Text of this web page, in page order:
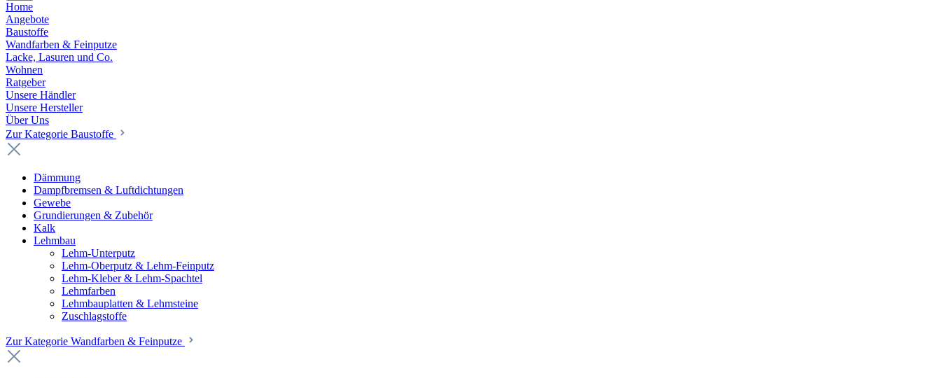
Home
Angebote
Baustoffe
Wandfarben & Feinputze
Lacke, Lasuren und Co.
Wohnen
Ratgeber
Unsere Händler
Unsere Hersteller
Über Uns
Zur Kategorie Baustoffe
Dämmung
Dampfbremsen & Luftdichtungen
Gewebe
Grundierungen & Zubehör
Kalk
Lehmbau
Lehm-Unterputz
Lehm-Oberputz & Lehm-Feinputz
Lehm-Kleber & Lehm-Spachtel
Lehmfarben
Lehmbauplatten & Lehmsteine
Zuschlagstoffe
Zur Kategorie Wandfarben & Feinputze